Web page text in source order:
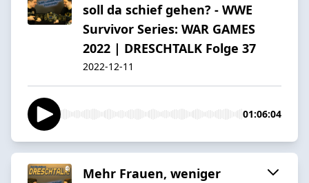
soll da schief gehen? - WWE
Survivor Series: WAR GAMES
2022 | DRESCHTALK Folge 37
2022-12-11
01:06:04
Mehr Frauen, weniger